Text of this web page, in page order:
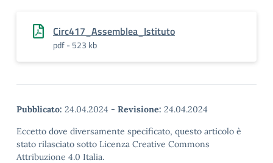
Circ417_Assemblea_Istituto
pdf - 523 kb
Pubblicato: 24.04.2024 - Revisione: 24.04.2024
Eccetto dove diversamente specificato, questo articolo è
stato rilasciato sotto Licenza Creative Commons
Attribuzione 4.0 Italia.